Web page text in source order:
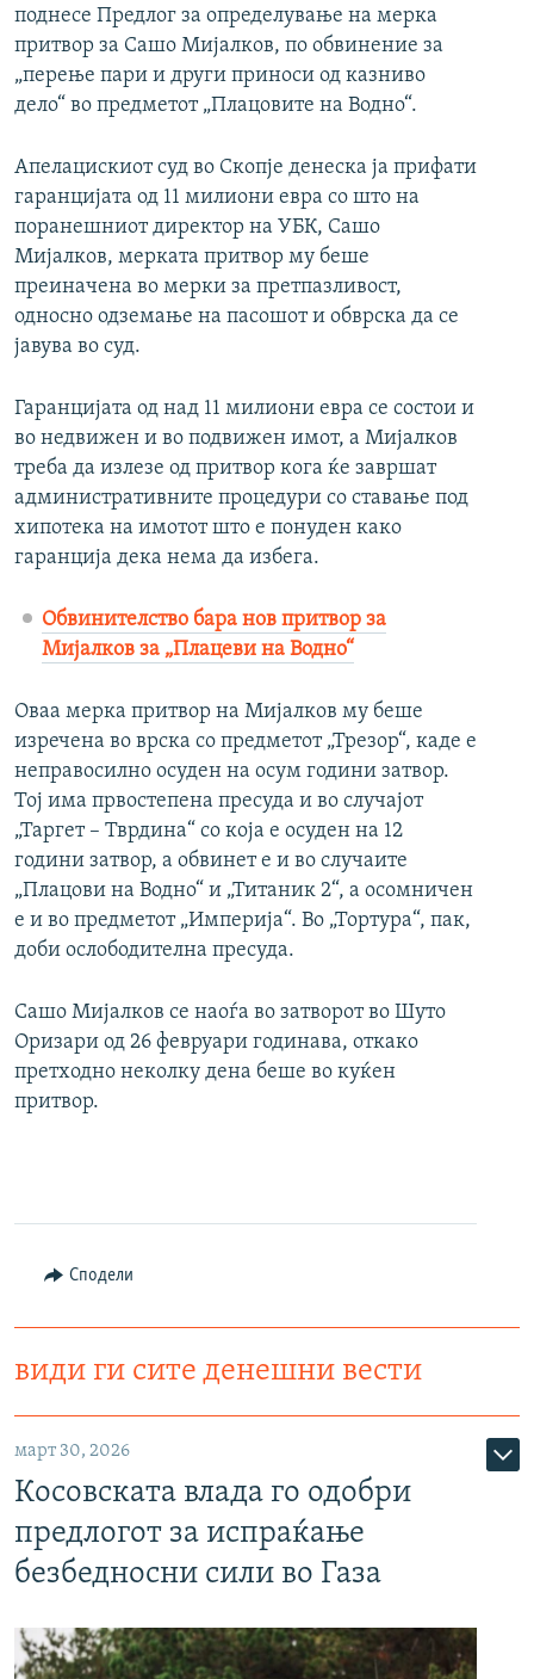
поднесе Предлог за определување на мерка
притвор за Сашо Мијалков, по обвинение за
„перење пари и други приноси од казниво
дело“ во предметот „Плацовите на Водно“.
Апелацискиот суд во Скопје денеска ја прифати
гаранцијата од 11 милиони евра со што на
поранешниот директор на УБК, Сашо
Мијалков, мерката притвор му беше
преиначена во мерки за претпазливост,
односно одземање на пасошот и обврска да се
јавува во суд.
Гаранцијата од над 11 милиони евра се состои и
во недвижен и во подвижен имот, а Мијалков
треба да излезе од притвор кога ќе завршат
административните процедури со ставање под
хипотека на имотот што е понуден како
гаранција дека нема да избега.
Обвинителство бара нов притвор за
Мијалков за „Плацеви на Водно“
Оваа мерка притвор на Мијалков му беше
изречена во врска со предметот „Трезор“, каде е
неправосилно осуден на осум години затвор.
Тој има првостепена пресуда и во случајот
„Таргет – Тврдина“ со која е осуден на 12
години затвор, а обвинет е и во случаите
„Плацови на Водно“ и „Титаник 2“, а осомничен
е и во предметот „Империја“. Во „Тортура“, пак,
доби ослободителна пресуда.
Сашо Мијалков се наоѓа во затворот во Шуто
Оризари од 26 февруари годинава, откако
претходно неколку дена беше во куќен
притвор.
Сподели
види ги сите денешни вести
март 30, 2026
Косовската влада го одобри
предлогот за испраќање
безбедносни сили во Газа